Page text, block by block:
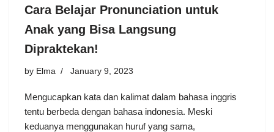
Cara Belajar Pronunciation untuk
Anak yang Bisa Langsung
Dipraktekan!
by Elma January 9, 2023
Mengucapkan kata dan kalimat dalam bahasa inggris
tentu berbeda dengan bahasa indonesia. Meski
keduanya menggunakan huruf yang sama,